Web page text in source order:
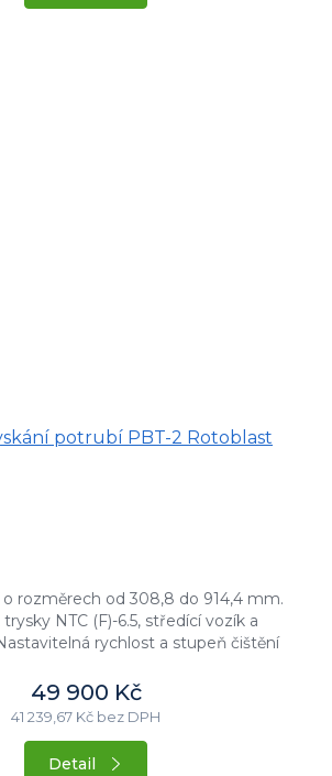
potrubí PBT-2 Rotoblast
rozměrech od 308,8 do 914,4 mm.
NTC (F)-6.5, středící vozík a
rychlost a stupeň čištění
49 900 Kč
41 239,67 Kč bez DPH
Detail